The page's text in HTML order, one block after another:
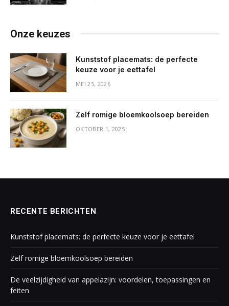
Onze keuzes
Kunststof placemats: de perfecte
keuze voor je eettafel
MEI 25, 2026
Zelf romige bloemkoolsoep bereiden
OKTOBER 1, 2025
RECENTE BERICHTEN
Kunststof placemats: de perfecte keuze voor je eettafel
Zelf romige bloemkoolsoep bereiden
De veelzijdigheid van appelazijn: voordelen, toepassingen en
feiten